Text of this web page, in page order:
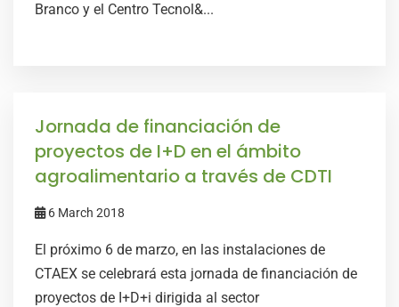
Branco y el Centro Tecnol&...
Jornada de financiación de
proyectos de I+D en el ámbito
agroalimentario a través de CDTI
6 March 2018
El próximo 6 de marzo, en las instalaciones de
CTAEX se celebrará esta jornada de financiación de
proyectos de I+D+i dirigida al sector